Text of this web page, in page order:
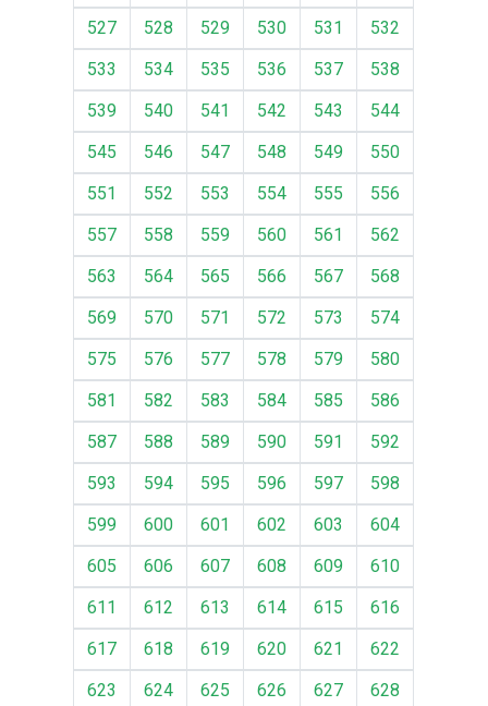
527
528 529 530 531
532
533
534 535 536 537
538
539
540 541 542 543
544
545
546 547 548 549
550
551
552 553 554 555
556
557
558 559 560 561
562
563
564 565 566 567
568
569
570 571 572 573
574
575
576 577 578 579
580
581
582 583 584 585
586
587
588 589 590 591
592
593
594 595 596 597
598
599
600 601 602 603
604
605
606 607 608 609
610
611
612 613 614 615
616
617
618 619 620 621
622
623
624 625 626 627
628